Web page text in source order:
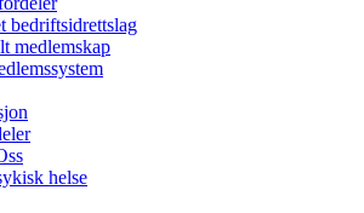
bedriftsidrettslag
medlemskap
helse